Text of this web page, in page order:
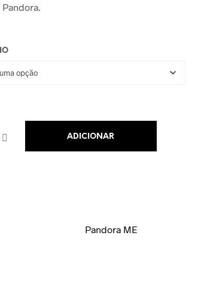
ADICIONAR
Pandora ME